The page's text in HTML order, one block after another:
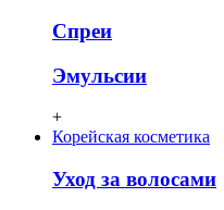
Спреи
Эмульсии
+
Корейская косметика
Уход за волосами